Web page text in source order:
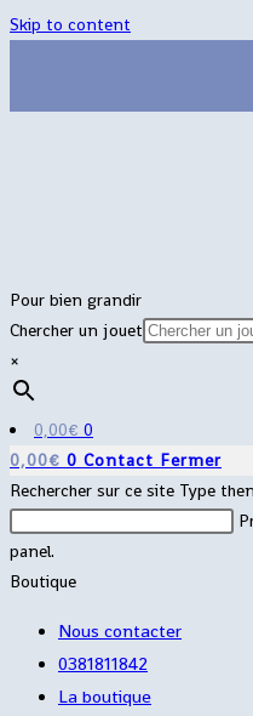
Skip to content
Pour bien grandir
Chercher un jouet
×
0,00€ 0
0,00€ 0 Contact Fermer
Rechercher sur ce site Type
panel.
Boutique
Nous contacter
0381811842
La boutique